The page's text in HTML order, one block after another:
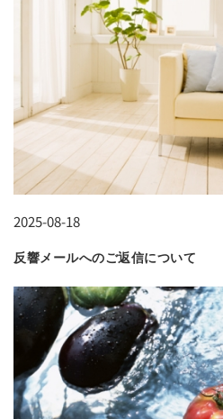
2025-08-18
反響メールへのご返信について